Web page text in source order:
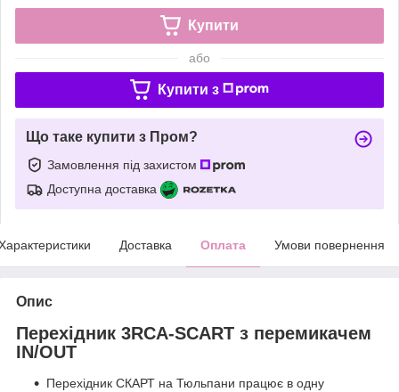
Купити
або
Купити з
Що таке купити з Пром?
Замовлення під захистом
Доступна доставка
Доставка Оплата Умови повернення
Опис
Перехідник 3RCA-SCART з перемикачем
IN/OUT
Перехідник СКАРТ на Тюльпани працює в одну